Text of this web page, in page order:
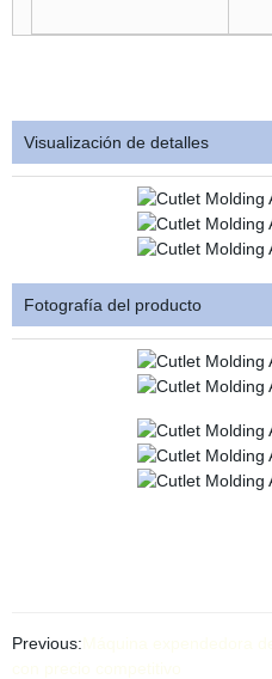
Visualización de detalles
Fotografía del producto
Previous: